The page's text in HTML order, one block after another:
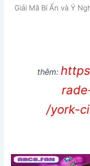
Giải Mã Bí Ẩn và Ý
thêm:
york-